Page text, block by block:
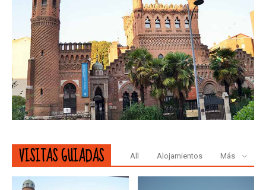
VISITAS GUIADAS All Alojamientos Más